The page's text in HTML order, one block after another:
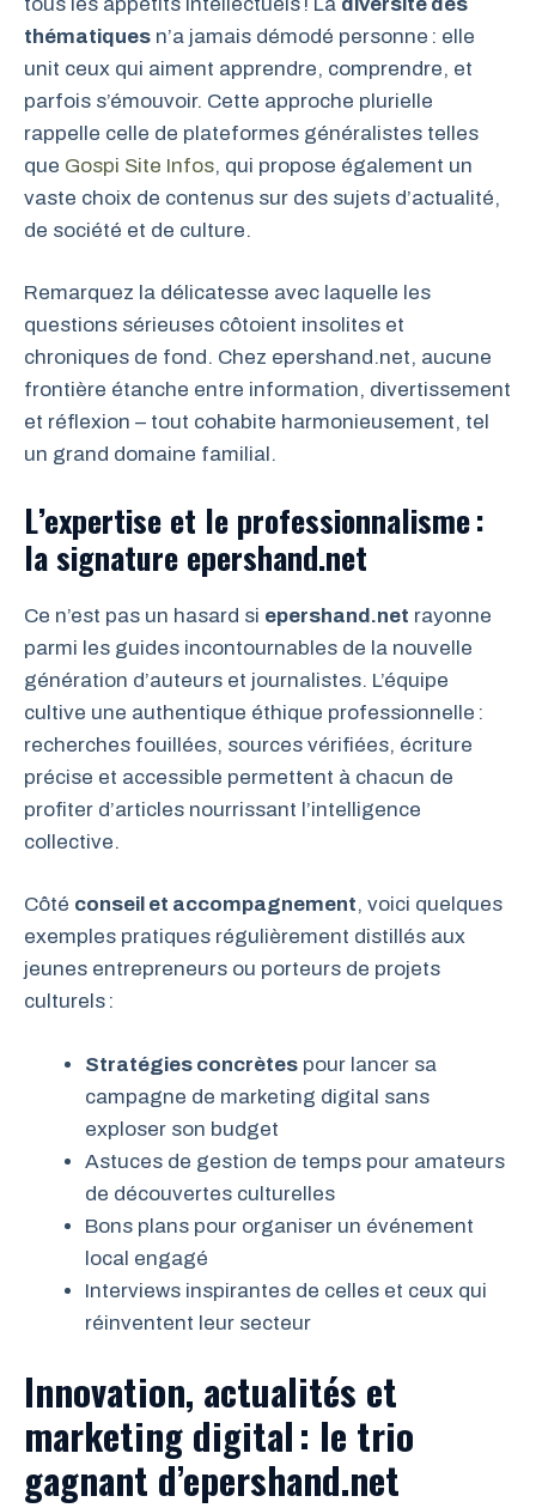
thématiques n’a jamais démodé personne : elle
unit ceux qui aiment apprendre, comprendre, et
parfois s’émouvoir. Cette approche plurielle
rappelle celle de plateformes généralistes telles
que Gospi Site Infos, qui propose également un
vaste choix de contenus sur des sujets d’actualité,
de société et de culture.
Remarquez la délicatesse avec laquelle les
questions sérieuses côtoient insolites et
chroniques de fond. Chez epershand.net, aucune
frontière étanche entre information, divertissement
et réflexion – tout cohabite harmonieusement, tel
un grand domaine familial.
L’expertise et le professionnalisme :
la signature epershand.net
Ce n’est pas un hasard si epershand.net rayonne
parmi les guides incontournables de la nouvelle
génération d’auteurs et journalistes. L’équipe
cultive une authentique éthique professionnelle :
recherches fouillées, sources vérifiées, écriture
précise et accessible permettent à chacun de
profiter d’articles nourrissant l’intelligence
collective.
Côté conseil et accompagnement, voici quelques
exemples pratiques régulièrement distillés aux
jeunes entrepreneurs ou porteurs de projets
culturels :
Stratégies concrètes pour lancer sa
campagne de marketing digital sans
exploser son budget
Astuces de gestion de temps pour amateurs
de découvertes culturelles
Bons plans pour organiser un événement
local engagé
Interviews inspirantes de celles et ceux qui
réinventent leur secteur
Innovation, actualités et
marketing digital : le trio
gagnant d’epershand.net